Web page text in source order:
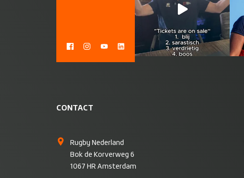
CONTACT
Rugby Nederland
Bok de Korverweg 6
1067 HR Amsterdam